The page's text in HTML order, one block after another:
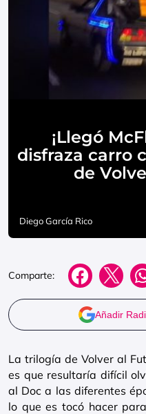
¡Llegó
disfraza carro
de
Diego García Rico
Comparte:
Añadir
La trilogía de Volver al
es que resultaría difícil
al Doc a las diferentes
lo que es tocó hacer